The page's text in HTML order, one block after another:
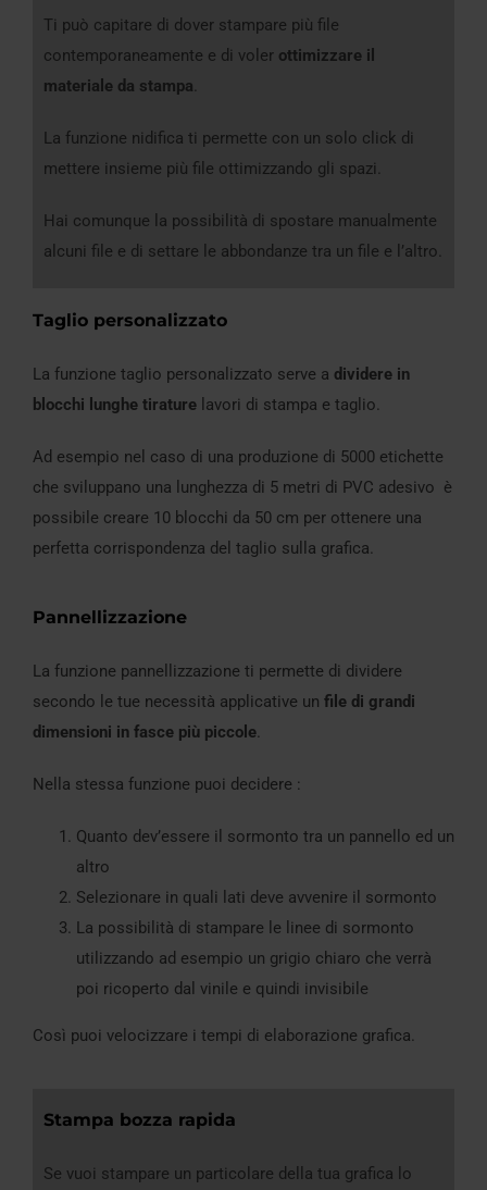
Ti può capitare di dover stampare più file
contemporaneamente e di voler ottimizzare il
materiale da stampa.
La funzione nidifica ti permette con un solo click di
mettere insieme più file ottimizzando gli spazi.
Hai comunque la possibilità di spostare manualmente
alcuni file e di settare le abbondanze tra un file e l’altro.
Taglio personalizzato
La funzione taglio personalizzato serve a dividere in
blocchi lunghe tirature lavori di stampa e taglio.
Ad esempio nel caso di una produzione di 5000 etichette
che sviluppano una lunghezza di 5 metri di PVC adesivo è
possibile creare 10 blocchi da 50 cm per ottenere una
perfetta corrispondenza del taglio sulla grafica.
Pannellizzazione
La funzione pannellizzazione ti permette di dividere
secondo le tue necessità applicative un file di grandi
dimensioni in fasce più piccole.
Nella stessa funzione puoi decidere :
Quanto dev’essere il sormonto tra un pannello ed un
altro
Selezionare in quali lati deve avvenire il sormonto
La possibilità di stampare le linee di sormonto
utilizzando ad esempio un grigio chiaro che verrà
poi ricoperto dal vinile e quindi invisibile
Così puoi velocizzare i tempi di elaborazione grafica.
Stampa bozza rapida
Se vuoi stampare un particolare della tua grafica lo